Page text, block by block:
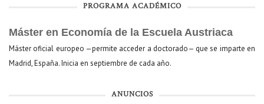
PROGRAMA ACADÉMICO
Máster en Economía de la Escuela Austriaca
Máster oficial europeo —permite acceder a doctorado— que se imparte en
Madrid, España. Inicia en septiembre de cada año.
ANUNCIOS